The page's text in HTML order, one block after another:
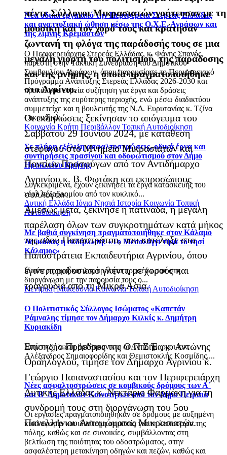
Νέα οδικά έργα από την Περιφέρεια Στερεάς Ελλάδας
και αναπτυξιακή ώθηση μέσω της Ο.Χ.Ε. Αγράφων και
της λίμνης Κρεμαστών
Ο Περιφερειάρχης Στερεάς Ελλάδας, κ. Φάνης Σπανός,
παρέστη στην Τακτική Συνεδρίαση του Δημοτικού
Συμβουλίου Αγράφων, όπου παρουσίασε το Περιφερειακό
Πρόγραμμα Ανάπτυξης Στερεάς Ελλάδας 2026-2030 και
προκάλεσε ευρεία συζήτηση για έργα και δράσεις
ανάπτυξης της ευρύτερης περιοχής, ενώ μέσω διαδικτύου
συμμετείχε και η βουλευτής της Ν.Δ. Ευρυτανίας κ. Τζίνα
Οικονόμου.
Κοινωνία Κρήτη Περιβάλλον Τοπική Αυτοδιοίκηση
Σε πλήρη εξέλιξη ασφαλτοστρώσεις, οδικά έργα και
συντηρήσεις πρασίνου και οδοφωτισμού στον Δήμο
Ηρακλείου Κρήτης
Συγκεκριμένα, έχουν ξεκινήσει τα έργα κατασκευής του
νέου πεζοδρομίου από τον κυκλικό...
Δυτική Ελλάδα Ιόνια Νησιά Ιστορία Κοινωνία Τοπική
Αυτοδιοίκηση
Με βαθιά συγκίνηση πραγματοποιήθηκε στον Κάλαμο
Λευκάδας η εκδήλωση: «Το Μεσολόγγι τιμά το νησί
Κάλαμος»
Ιδιαίτερη τιμή και λαμπρότητα προσέδωσαν στη
διοργάνωση με την παρουσία τους ο...
Κεντρική ΜακεδονίαΚοινωνίαΤοπική Αυτοδιοίκηση
Ο Πολιτιστικός Σύλλογος Ισώματος «Καπετάν
Ράμναλης τίμησε τον Δήμαρχο Κιλκίς κ. Δημήτρη
Κυριακίδη
Στην εκδήλωση βρέθηκαν και οι Αντιδήμαρχοι κ.κ.
Αλέξανδρος Σημαιοφορίδης και Θεμιστοκλής Κοσμίδης,...
Νέες ασφαλτοστρώσεις σε κομβικούς δρόμους των Α΄
και Β΄ Δημοτικών Κοινοτήτων από τον Δήμο Πειραιά
Οι εργασίες πραγματοποιήθηκαν σε δρόμους με αυξημένη
κυκλοφορία και ιδιαίτερη σημασία για τη λειτουργία της
πόλης, καθώς και σε συνοικίες, συμβάλλοντας στη
βελτίωση της ποιότητας του οδοστρώματος, στην
ασφαλέστερη μετακίνηση οδηγών και πεζών, καθώς και
πέντε Σύλλογοι Μικρασιατών γοήτευσαν με τη
μουσική και τον χορό τους και κράτησαν
ζωντανή τη φλόγα της παράδοσής τους σε μια
μεγάλη γιορτή του πολιτισμού, της παράδοσης
και της μνήμης, η οποία πραγματοποιήθηκε
στο Αγρίνιο.
Οι εκδηλώσεις ξεκίνησαν το απόγευμα του
Σαββάτου 29 Ιουνίου 2024, με κατάθεση
στεφάνου στο Μνημείο Μικρασιατών και
Ποντίων Προσφύγων από τον Αντιδήμαρχο
Αγρινίου κ. Β. Φωτάκη και εκπροσώπους
συλλόγων.
Αμέσως μετά, ξεκίνησε η πατινάδα, η μεγάλη
παρέλαση όλων των συγκροτημάτων κατά μήκος
της οδού Παπαστράτου, που κατέληξε στα
Παπαστράτεια Εκπαιδευτήρια Αγρινίου, όπου
έγινε παραδοσιακό γλέντι, με χορούς και
τραγούδια από τη Μικρά Ασία.
Επίσης, ο Πρόεδρος της Ο.Π.Σ.Ε., κ. Αντώνης
Οραήλογλου, τίμησε τον Δήμαρχο Αγρινίου κ.
Γεώργιο Παπαναστασίου και τον Περιφερειάρχη
Δυτικής Ελλάδας κ. Νεκτάριο Φαρμάκη για τη
συνδρομή τους στη διοργάνωση του 5ου
Πανελλήνιου Ανταμώματος Μικρασιατών.